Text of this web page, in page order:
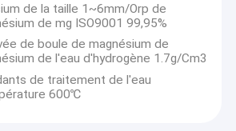
de la taille 1~6mm/Orp de
de mg ISO9001 99,95%
de boule de magnésium de
de l'eau d'hydrogène 1.7g/Cm3
de traitement de l'eau
600℃
de magnésium de Dongguan Hilbo est